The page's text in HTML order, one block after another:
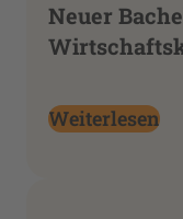
Neuer
Weiterlesen